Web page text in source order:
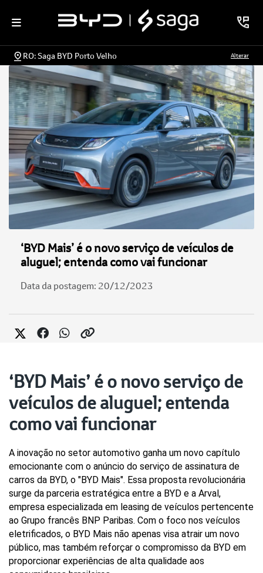
RO: Saga BYD Porto Velho Alterar
‘BYD Mais’ é o novo serviço de veículos de
aluguel; entenda como vai funcionar
Data da postagem: 20/12/2023
‘BYD Mais’ é o novo serviço de
veículos de aluguel; entenda
como vai funcionar
A inovação no setor automotivo ganha um novo capítulo
emocionante com o anúncio do serviço de assinatura de
carros da BYD, o "BYD Mais". Essa proposta revolucionária
surge da parceria estratégica entre a BYD e a Arval,
empresa especializada em leasing de veículos pertencente
ao Grupo francês BNP Paribas. Com o foco nos veículos
eletrificados, o BYD Mais não apenas visa atrair um novo
público, mas também reforçar o compromisso da BYD em
proporcionar experiências de alta qualidade aos